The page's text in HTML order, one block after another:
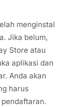
menginstal
Jika belum,
Store atau
aplikasi dan
Anda akan
harus